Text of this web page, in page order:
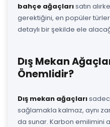
bahçe ağaçlarısatın
gerektiğini, en popüler
detaylı bir şekilde ele
Dış Mekan
Önemlidir?
Dış mekan ağaçları
sağlamakla kalmaz, aynı
da sunar. Karbon emilimini